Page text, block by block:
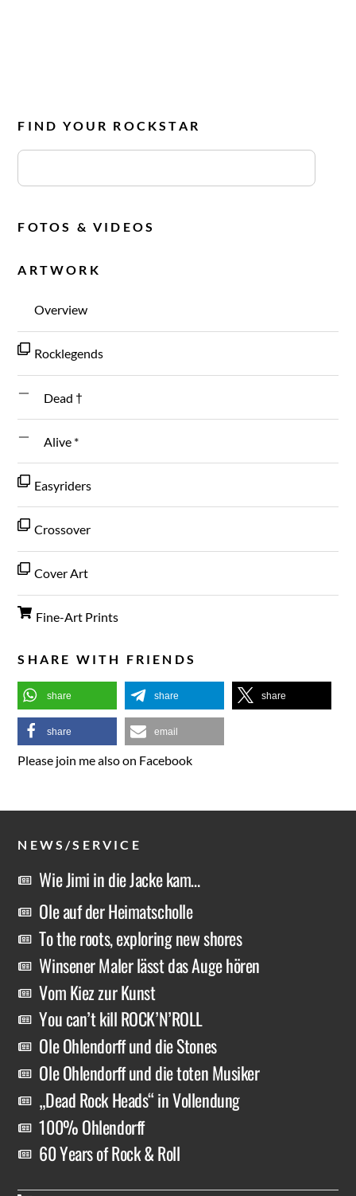
FIND YOUR ROCKSTAR
FOTOS & VIDEOS
ARTWORK
Overview
Rocklegends
Dead †
Alive *
Easyriders
Crossover
Cover Art
Fine-Art Prints
SHARE WITH FRIENDS
share share share
share email
Please join me also on Facebook
NEWS/SERVICE
Wie Jimi in die Jacke kam…
Ole auf der Heimatscholle
To the roots, exploring new shores
Winsener Maler lässt das Auge hören
Vom Kiez zur Kunst
You can’t kill ROCK’N’ROLL
Ole Ohlendorff und die Stones
Ole Ohlendorff und die toten Musiker
„Dead Rock Heads“ in Vollendung
100% Ohlendorff
60 Years of Rock & Roll